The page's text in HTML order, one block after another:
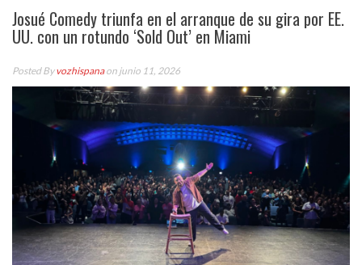
Josué Comedy triunfa en el arranque de su gira por EE.
UU. con un rotundo ‘Sold Out’ en Miami
Posted Byvozhispanaon junio 11, 2026